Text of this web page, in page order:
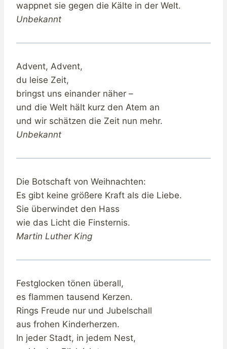
wappnet sie gegen die Kälte in der Welt.
Unbekannt
Advent, Advent,
du leise Zeit,
bringst uns einander näher –
und die Welt hält kurz den Atem an
und wir schätzen die Zeit nun mehr.
Unbekannt
Die Botschaft von Weihnachten:
Es gibt keine größere Kraft als die Liebe.
Sie überwindet den Hass
wie das Licht die Finsternis.
Martin Luther King
Festglocken tönen überall,
es flammen tausend Kerzen.
Rings Freude nur und Jubelschall
aus frohen Kinderherzen.
In jeder Stadt, in jedem Nest,